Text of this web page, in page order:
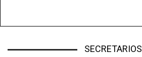
SECRETARIOS